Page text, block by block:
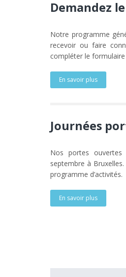
Demandez
Notre programme
recevoir ou faire
compléter le
En savoir plus
Journées
Nos portes
septembre à
programme d’activités.
En savoir plus